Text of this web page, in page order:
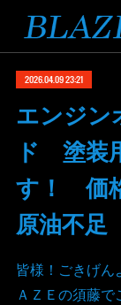
2026.04.09 23:21
エンジ
ド 塗装
す！ 価
原油不
皆様！ごきげ
ＡＺＥの須藤で